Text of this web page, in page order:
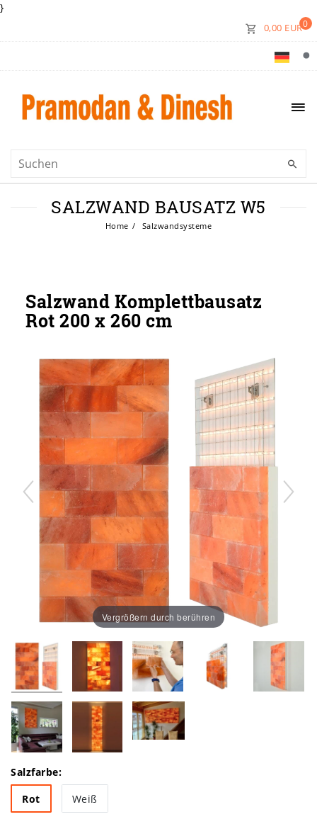
}
0
0,00 EUR
SALZWAND BAUSATZ W5
Home Salzwandsysteme
Salzwand Komplettbausatz
Rot 200 x 260 cm
Vergrößern durch berühren
Salzfarbe:
Rot
Weiß